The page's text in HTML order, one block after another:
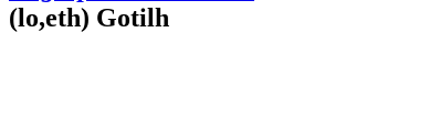
(lo,eth) Gotilh